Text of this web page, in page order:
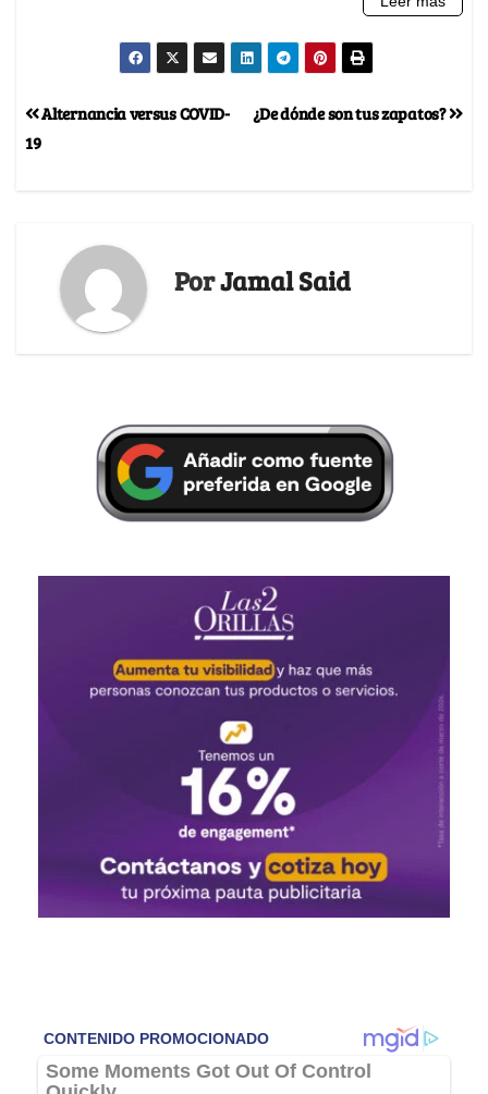
¿De dónde son tus zapatos?
Alternancia versus COVID-
19
PorJamal Said